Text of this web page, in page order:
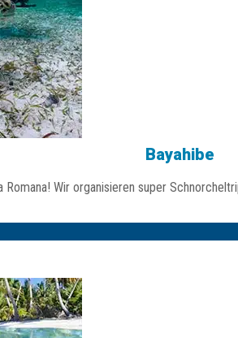
Bayahibe
Romana! Wir organisieren super